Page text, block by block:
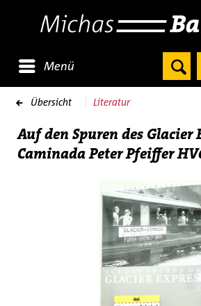
Menü
Übersicht Literatur
Auf den Spuren des Glacier
Caminada Peter Pfeiffer